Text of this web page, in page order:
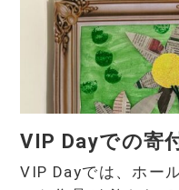
VIP Dayでの寄
VIP Dayでは、ホー